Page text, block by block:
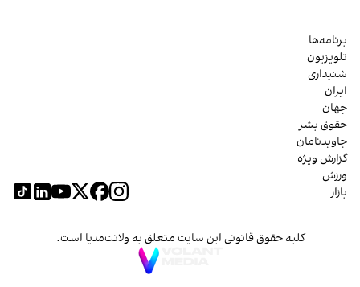
برنامه‌ها
تلویزیون
شنیداری
ایران
جهان
حقوق بشر
جاویدنامان
گزارش ویژه
ورزش
بازار
کلیه حقوق قانونی این سایت متعلق به ولانت‌مدیا است.